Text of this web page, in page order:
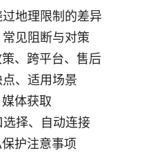
地理限制的差异
见阻断与对策
、跨平台、售后
、适用场景
体获取
择、自动连接
护注意事项